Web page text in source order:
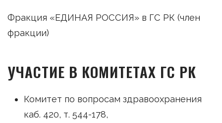
Фракция «ЕДИНАЯ РОССИЯ» в ГС РК (член
фракции)
УЧАСТИЕ В КОМИТЕТАХ ГС РК
Комитет по вопросам здравоохранения
каб. 420, т. 544-178,